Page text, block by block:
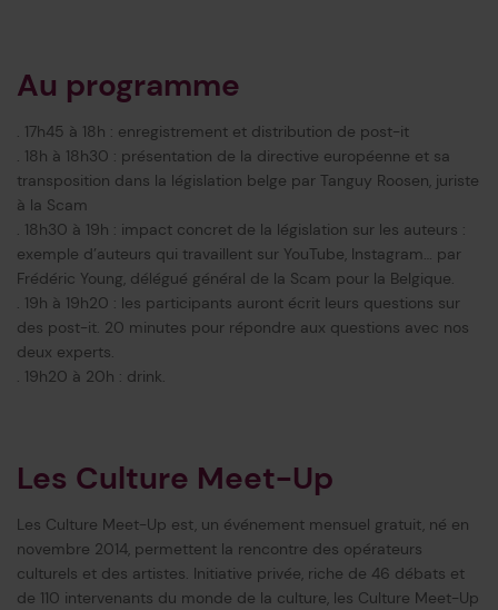
Au programme
. 17h45 à 18h : enregistrement et distribution de post-it
. 18h à 18h30 : présentation de la directive européenne et sa
transposition dans la législation belge par Tanguy Roosen, juriste
à la Scam
. 18h30 à 19h : impact concret de la législation sur les auteurs :
exemple d’auteurs qui travaillent sur YouTube, Instagram… par
Frédéric Young, délégué général de la Scam pour la Belgique.
. 19h à 19h20 : les participants auront écrit leurs questions sur
des post-it. 20 minutes pour répondre aux questions avec nos
deux experts.
. 19h20 à 20h : drink.
Les Culture Meet-Up
Les Culture Meet-Up est, un événement mensuel gratuit, né en
novembre 2014, permettent la rencontre des opérateurs
culturels et des artistes. Initiative privée, riche de 46 débats et
de 110 intervenants du monde de la culture, les Culture Meet-Up